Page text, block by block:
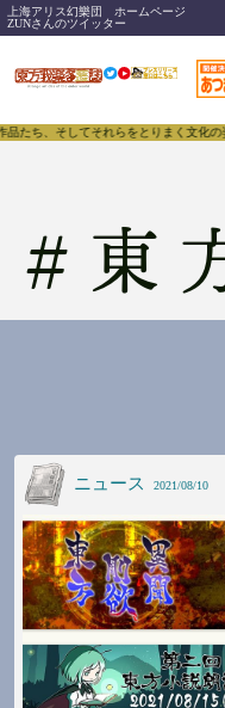
上海アリス幻樂団 ホームページ
ZUNさんのツイッター
、そしてそれらをとりまく文
# 東方
ニュース 2021/08/10